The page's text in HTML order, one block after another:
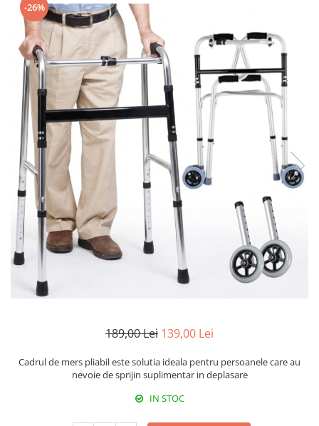
-26%
189,00 Lei 139,00 Lei
Cadrul de mers pliabileste solutia ideala pentru persoanele care au
nevoie de sprijin suplimentar in deplasare
IN STOC